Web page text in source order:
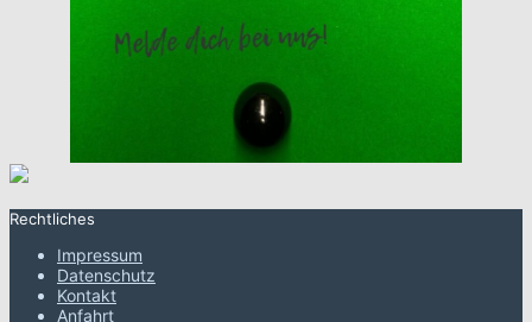
Rechtliches
Impressum
Datenschutz
Kontakt
Anfahrt